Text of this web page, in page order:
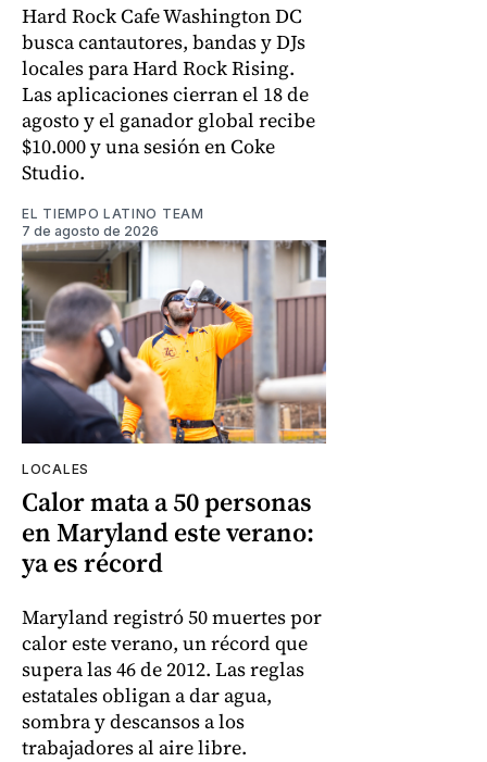
Hard Rock Cafe Washington DC
busca cantautores, bandas y DJs
locales para Hard Rock Rising.
Las aplicaciones cierran el 18 de
agosto y el ganador global recibe
$10.000 y una sesión en Coke
Studio.
EL TIEMPO LATINO TEAM
7 de agosto de 2026
LOCALES
Calor mata a 50 personas
en Maryland este verano:
ya es récord
Maryland registró 50 muertes por
calor este verano, un récord que
supera las 46 de 2012. Las reglas
estatales obligan a dar agua,
sombra y descansos a los
trabajadores al aire libre.